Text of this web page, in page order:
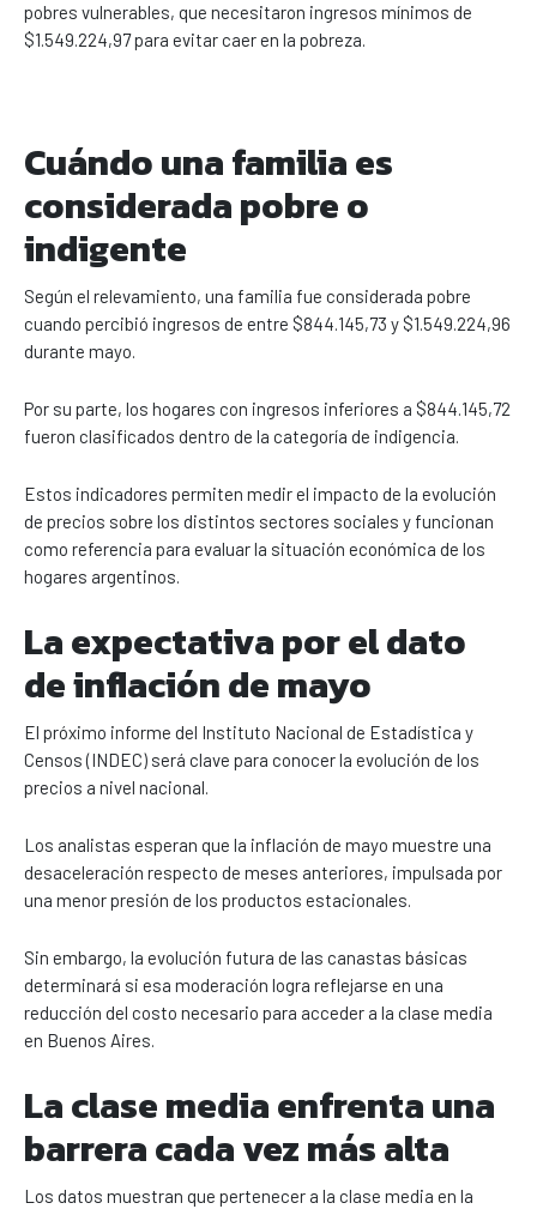
pobres vulnerables, que necesitaron ingresos mínimos de
$1.549.224,97 para evitar caer en la pobreza.
Cuándo una familia es
considerada pobre o
indigente
Según el relevamiento, una familia fue considerada pobre
cuando percibió ingresos de entre $844.145,73 y $1.549.224,96
durante mayo.
Por su parte, los hogares con ingresos inferiores a $844.145,72
fueron clasificados dentro de la categoría de indigencia.
Estos indicadores permiten medir el impacto de la evolución
de precios sobre los distintos sectores sociales y funcionan
como referencia para evaluar la situación económica de los
hogares argentinos.
La expectativa por el dato
de inflación de mayo
El próximo informe del Instituto Nacional de Estadística y
Censos (INDEC) será clave para conocer la evolución de los
precios a nivel nacional.
Los analistas esperan que la inflación de mayo muestre una
desaceleración respecto de meses anteriores, impulsada por
una menor presión de los productos estacionales.
Sin embargo, la evolución futura de las canastas básicas
determinará si esa moderación logra reflejarse en una
reducción del costo necesario para acceder a la clase media
en Buenos Aires.
La clase media enfrenta una
barrera cada vez más alta
Los datos muestran que pertenecer a la clase media en la